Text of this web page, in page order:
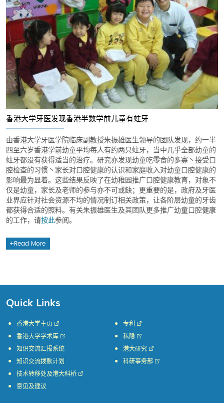
香港大学牙医发现香港半数学前儿童有蛀牙
由香港大学牙医学院临床副教授朱振雄医生领导的团队发现，约一半
四至六岁香港学前幼童平均每人有约两只蛀牙，当中几乎全部幼童的
蛀牙都没有获得适当的治疗。研究亦发现幼童吃零食的多寡丶接受口
腔检查的习惯丶家长对口腔健康的认识和家庭收入对幼童口腔健康的
影响最为显着。这些结果反映了在幼稚园推广口腔健康教育，对象不
仅是幼童，家长及老师的参与亦不可或缺；更重要的是，政府及牙医
业界应针对社会资源不均的情况制订相关政策，让各阶层幼童的牙齿
都获得合适的照料。有关朱振雄医生及其团队更多推广幼童口腔健康
的工作，请按此参阅。
Read More
Quick Links
香港大学主页
香港大学学术库
知识交流汇报系统
知识交流拨款计划
专利
私隐
港大研究
科研事务部
技术转移处及港大科桥
意见及建议